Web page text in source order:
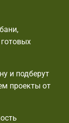
и подберут
проекты от